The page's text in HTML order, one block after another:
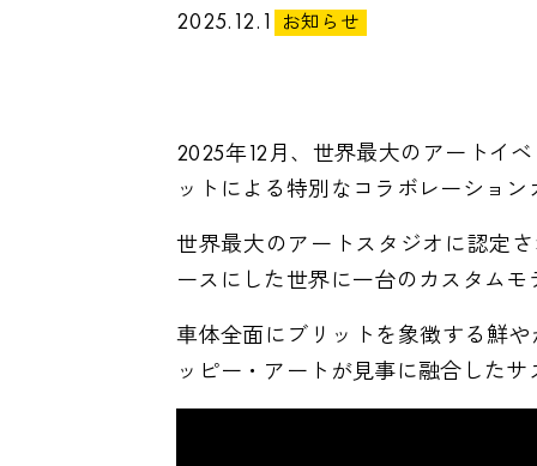
2025.12.1 お知らせ
2025年12月、世界最大のアートイ
ットによる特別なコラボレーショ
世界最大のアートスタジオに認定
ースにした世界に一台のカスタム
車体全面にブリットを象徴する鮮
ッピー・アートが見事に融合した